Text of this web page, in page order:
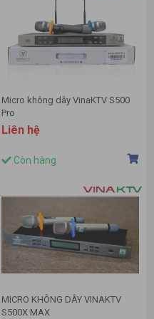
Micro không dây VinaKTV S500
Pro
Liên hệ
Còn hàng
MICRO KHÔNG DÂY VINAKTV
S500X MAX